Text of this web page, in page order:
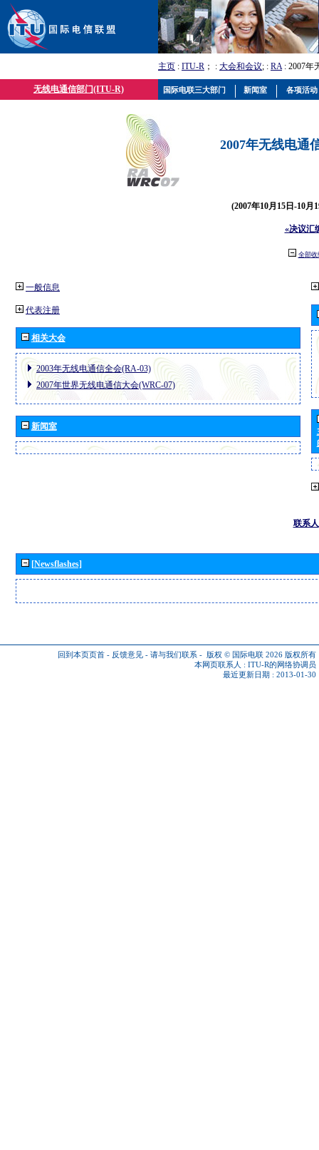
主页 : ITU-R ； : 大会和会议; : RA: 2007年
无线电通信部门(ITU-R)
2007年无线电通
(2007年10月15日-10月
«决议汇
全部收
一般信息
代表注册
相关大会
2003年无线电通信全会(RA-03)
2007年世界无线电通信大会(WRC-07)
新闻室
联系人
[Newsflashes]
回到本页页首 - 反馈意见 - 请与我们联系 - 版权 © 国际电联 2026 版权所有
本网页联系人 : ITU-R的网络协调员
最近更新日期 : 2013-01-30
国际电联三大部门 新闻室 各项活动